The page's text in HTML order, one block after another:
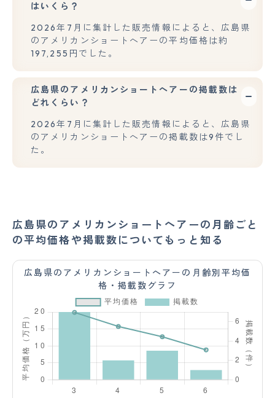
はいくら？
2026年7月に集計した販売情報によると、広島県
のアメリカンショートヘアーの平均価格は約
197,255円でした。
広島県のアメリカンショートヘアーの掲載数は
どれくらい？
2026年7月に集計した販売情報によると、広島県
のアメリカンショートヘアーの掲載数は9件でし
た。
広島県のアメリカンショートヘアーの月齢ごと
の平均価格や掲載数についてもっと知る
広島県のアメリカンショートヘアーの月齢別平均価
格・掲載数グラフ